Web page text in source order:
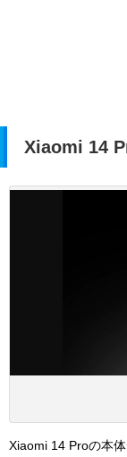
Xiaomi 14
Xiaomi 14 Proの本